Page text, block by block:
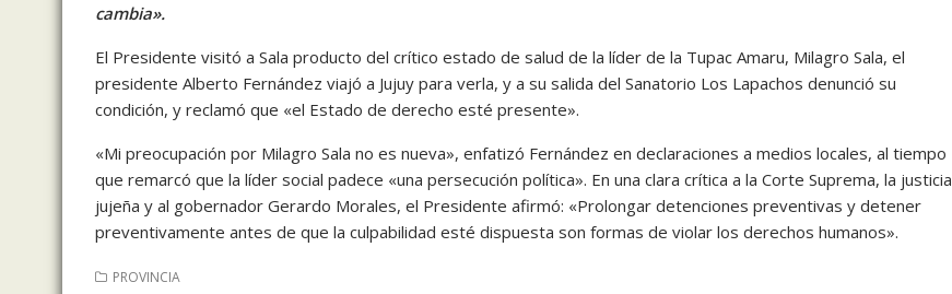
cambia».
El Presidente visitó a Sala producto del crítico estado de salud de la líder de la Tupac Amaru, Milagro Sala, el
presidente Alberto Fernández viajó a Jujuy para verla, y a su salida del Sanatorio Los Lapachos denunció su
condición, y reclamó que «el Estado de derecho esté presente».
«Mi preocupación por Milagro Sala no es nueva», enfatizó Fernández en declaraciones a medios locales, al tiempo
que remarcó que la líder social padece «una persecución política». En una clara crítica a la Corte Suprema, la justicia
jujeña y al gobernador Gerardo Morales, el Presidente afirmó: «Prolongar detenciones preventivas y detener
preventivamente antes de que la culpabilidad esté dispuesta son formas de violar los derechos humanos».
PROVINCIA